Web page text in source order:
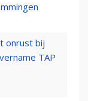
onrust bij
TAP